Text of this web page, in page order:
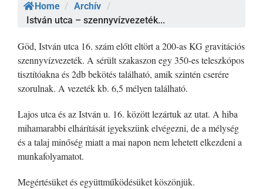
Home / Archív /
István utca – szennyvízvezeték...
Göd, István utca 16. szám előtt eltört a 200-as KG gravitációs
szennyvízvezeték. A sérült szakaszon egy 350-es teleszkópos
tisztítóakna és 2db bekötés található, amik szintén cserére
szorulnak. A vezeték kb. 6,5 mélyen található.
Lajos utca és az István u. 16. között lezártuk az utat. A hiba
mihamarabbi elhárítását igyekszünk elvégezni, de a mélység
és a talaj minőség miatt a mai napon nem lehetett elkezdeni a
munkafolyamatot.
Megértésüket és együttműködésüket köszönjük.